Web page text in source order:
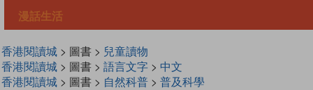
漫話生活
香港閱讀城> 圖書 > 兒童讀物
香港閱讀城> 圖書 > 語言文字> 中文
香港閱讀城> 圖書 > 自然科普> 普及科學